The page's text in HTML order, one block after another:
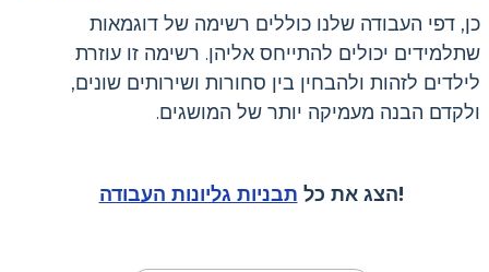
כן, דפי העבודה שלנו כוללים רשימה של דוגמאות
שתלמידים יכולים להתייחס אליהן. רשימה זו עוזרת
לילדים לזהות ולהבחין בין סחורות ושירותים שונים,
ולקדם הבנה מעמיקה יותר של המושגים.
הצג את כל תבניות גליונות העבודה !